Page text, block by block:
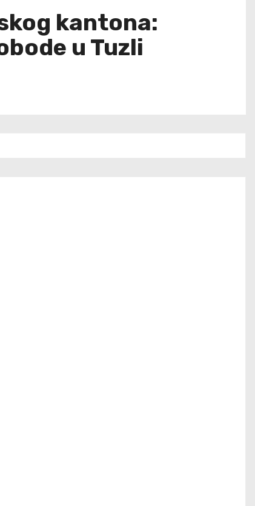
kantona:
u Tuzli